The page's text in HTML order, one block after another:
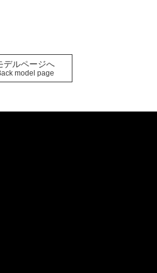
デルページへ
model page